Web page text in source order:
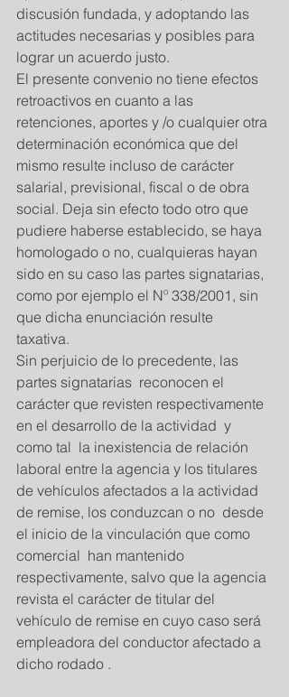
discusión fundada, y adoptando las
actitudes necesarias y posibles para
lograr un acuerdo justo.
El presente convenio no tiene efectos
retroactivos en cuanto a las
retenciones, aportes y /o cualquier otra
determinación económica que del
mismo resulte incluso de carácter
salarial, previsional, fiscal o de obra
social. Deja sin efecto todo otro que
pudiere haberse establecido, se haya
homologado o no, cualquieras hayan
sido en su caso las partes signatarias,
como por ejemplo el Nº 338/2001, sin
que dicha enunciación resulte
taxativa.
Sin perjuicio de lo precedente, las
partes signatarias  reconocen el
carácter que revisten respectivamente
en el desarrollo de la actividad  y
como tal  la inexistencia de relación
laboral entre la agencia y los titulares
de vehículos afectados a la actividad
de remise, los conduzcan o no  desde
el inicio de la vinculación que como
comercial  han mantenido
respectivamente, salvo que la agencia
revista el carácter de titular del
vehículo de remise en cuyo caso será
empleadora del conductor afectado a
dicho rodado .